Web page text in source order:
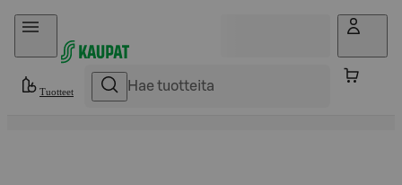
Hyppää sisältöön
Tuotteet